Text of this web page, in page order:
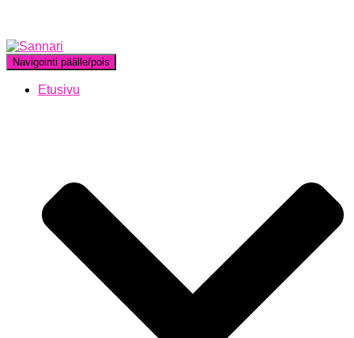
Navigointi päälle/pois
Etusivu